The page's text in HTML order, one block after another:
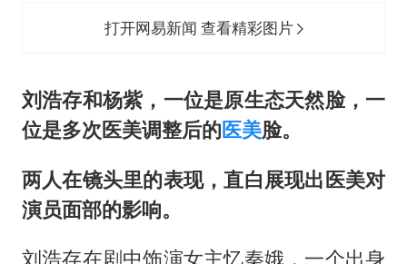
打开网易新闻 查看精彩图片
刘浩存和杨紫，一位是原生态天然脸，一
位是多次医美调整后的医美脸。
两人在镜头里的表现，直白展现出医美对
演员面部的影响。
刘浩存在剧中饰演女主忆秦娥，一个出身